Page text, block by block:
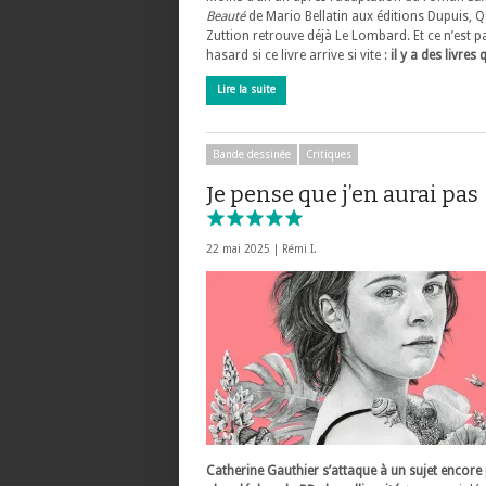
Beautéde Mario Bellatin aux éditions Dupuis,
Zuttion retrouve déjà Le Lombard. Et ce n’est
hasard si ce livre arrive si vite : il y a des livres
Lire la suite
Bande dessinée Critiques
Je pense que j’en aurai pas
22 mai 2025 | Rémi I.
Catherine Gauthier s’attaque à un sujet encore